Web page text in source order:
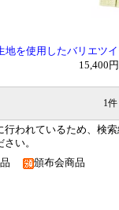
地を使用したバリエツ
15,400円
1
われているため、検
い。
品 頒布会商品